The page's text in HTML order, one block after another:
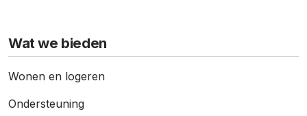
Wat we bieden
Wonen en logeren
Ondersteuning